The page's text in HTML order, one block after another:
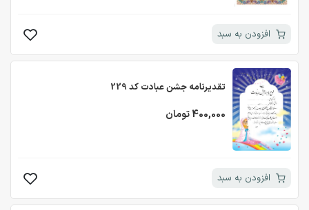
افزودن به سبد
تقدیرنامه جشن عبادت کد 229
400,000 تومان
افزودن به سبد